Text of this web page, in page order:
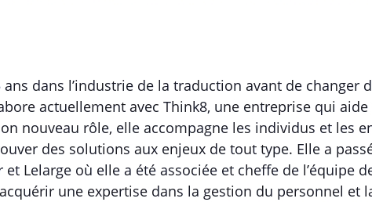
ans dans l’industrie de la traduction avant de
actuellement avec Think8, une entreprise qui
nouveau rôle, elle accompagne les individus et les
des solutions aux enjeux de tout type. Elle a
Lelarge où elle a été associée et cheffe de l’équipe
une expertise dans la gestion du personnel